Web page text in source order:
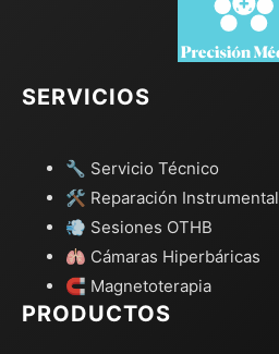
SERVICIOS
🔧 Servicio Técnico
🛠️ Reparación Instrumental
💨 Sesiones OTHB
🫁 Cámaras Hiperbáricas
🧲 Magnetoterapia
PRODUCTOS